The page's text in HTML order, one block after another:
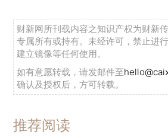
财新网所刊载内容之知识产权为财新
专属所有或持有。未经许可，禁止进
建立镜像等任何使用。
如有意愿转载，请发邮件至
确认及授权后，方可转载。
推荐阅读